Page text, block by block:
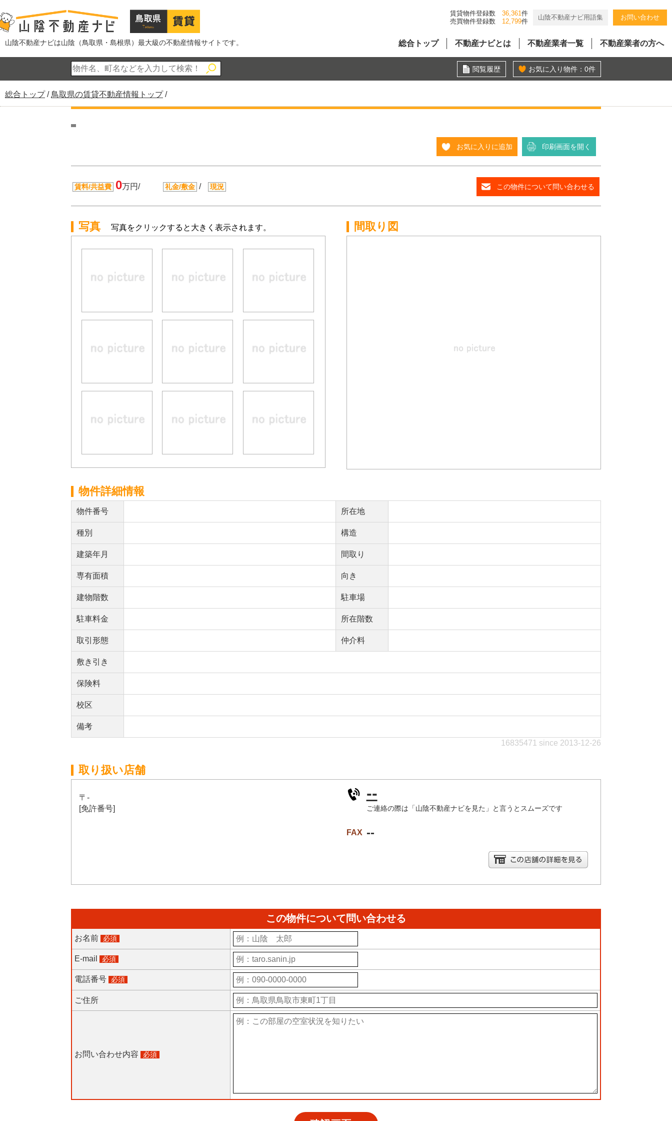
山陰不動産ナビは山陰（鳥取県・島根県）最大級の不動産情報サイトです。
賃貸物件登録数 36,361件
売買物件登録数
12,799件
山陰不動産ナビ用語集 お問い合わせ
総合トップ 不動産ナビとは 不動産業者一覧 不動産業者の方へ
閲覧履歴 お気に入り物件： 0件
現
在
総合トップ/ 鳥取県の賃貸不動産情報トップ/
お気に入りに追加 印刷画面を開く
賃料/共益費 0万円/ 礼金/敷金 / 現況 この物件について問い合わせる
写真 写真をクリックすると大きく表示されます。 間取り図
物件詳細情報
物件番号 所在地
種別 構造
建築年月 間取り
専有面積 向き
建物階数 駐車場
駐車料金 所在階数
取引形態 仲介料
敷き引き
保険料
校区
備考
16835471 since 2013-12-26
取り扱い店舗
〒-
[免許番号]
--
ご連絡の際は「山陰不動産ナビを見た」と言うとスムーズです
FAX --